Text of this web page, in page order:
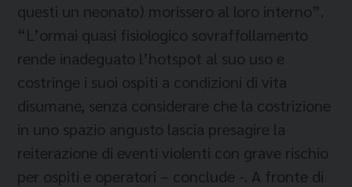
questi un neonato) morissero al loro interno”.
“L’ormai quasi fisiologico sovraffollamento
rende inadeguato l’hotspot al suo uso e
costringe i suoi ospiti a condizioni di vita
disumane, senza considerare che la costrizione
in uno spazio angusto lascia presagire la
reiterazione di eventi violenti con grave rischio
per ospiti e operatori – conclude -. A fronte di